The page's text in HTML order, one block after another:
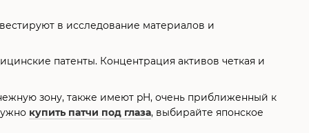
в исследование материалов и
патенты. Концентрация активов четкая и
зону, также имеют pH, очень приближенный к
купить патчи под глаза, выбирайте японское